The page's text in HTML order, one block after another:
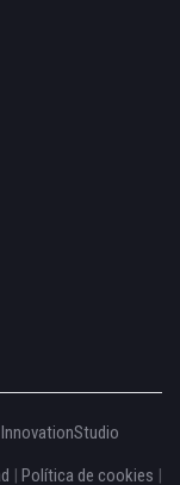
InnovationStudio
| Política de cookies |